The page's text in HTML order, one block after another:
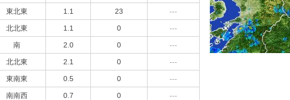
東北東 1.1 23 ---
北北東 1.1 0 ---
南 2.0 0 ---
北北東 2.1 0 ---
東南東 0.5 0 ---
南南西 0.7 0 ---